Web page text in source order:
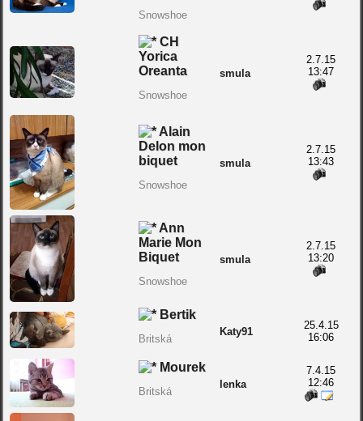
Snowshoe
CH
Yorica
Oreanta
Snowshoe
smula
2.7.15
13:47
Alain
Delon mon
biquet
Snowshoe
smula
2.7.15
13:43
Ann
Marie Mon
Biquet
Snowshoe
smula
2.7.15
13:20
Bertik
Britská
Katy91
25.4.15
16:06
Mourek
Britská
lenka
7.4.15
12:46